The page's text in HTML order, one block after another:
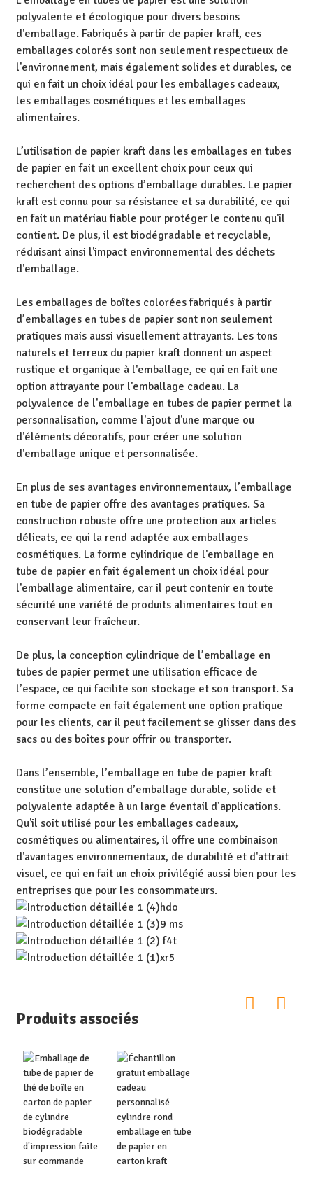
polyvalente et écologique pour divers besoins
d'emballage. Fabriqués à partir de papier kraft, ces
emballages colorés sont non seulement respectueux de
l'environnement, mais également solides et durables, ce
qui en fait un choix idéal pour les emballages cadeaux,
les emballages cosmétiques et les emballages
alimentaires.
L’utilisation de papier kraft dans les emballages en tubes
de papier en fait un excellent choix pour ceux qui
recherchent des options d’emballage durables. Le papier
kraft est connu pour sa résistance et sa durabilité, ce qui
en fait un matériau fiable pour protéger le contenu qu'il
contient. De plus, il est biodégradable et recyclable,
réduisant ainsi l'impact environnemental des déchets
d'emballage.
Les emballages de boîtes colorées fabriqués à partir
d’emballages en tubes de papier sont non seulement
pratiques mais aussi visuellement attrayants. Les tons
naturels et terreux du papier kraft donnent un aspect
rustique et organique à l'emballage, ce qui en fait une
option attrayante pour l'emballage cadeau. La
polyvalence de l'emballage en tubes de papier permet la
personnalisation, comme l'ajout d'une marque ou
d'éléments décoratifs, pour créer une solution
d'emballage unique et personnalisée.
En plus de ses avantages environnementaux, l’emballage
en tube de papier offre des avantages pratiques. Sa
construction robuste offre une protection aux articles
délicats, ce qui la rend adaptée aux emballages
cosmétiques. La forme cylindrique de l'emballage en
tube de papier en fait également un choix idéal pour
l'emballage alimentaire, car il peut contenir en toute
sécurité une variété de produits alimentaires tout en
conservant leur fraîcheur.
De plus, la conception cylindrique de l’emballage en
tubes de papier permet une utilisation efficace de
l’espace, ce qui facilite son stockage et son transport. Sa
forme compacte en fait également une option pratique
pour les clients, car il peut facilement se glisser dans des
sacs ou des boîtes pour offrir ou transporter.
Dans l’ensemble, l’emballage en tube de papier kraft
constitue une solution d’emballage durable, solide et
polyvalente adaptée à un large éventail d’applications.
Qu'il soit utilisé pour les emballages cadeaux,
cosmétiques ou alimentaires, il offre une combinaison
d'avantages environnementaux, de durabilité et d'attrait
visuel, ce qui en fait un choix privilégié aussi bien pour les
entreprises que pour les consommateurs.
Produits associés